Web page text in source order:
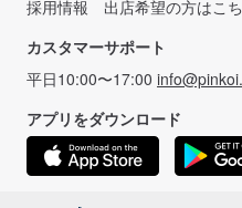
採用情報
出店希望の方はこ
カスタマーサポート
平日10:00〜17:00
アプリをダウンロード